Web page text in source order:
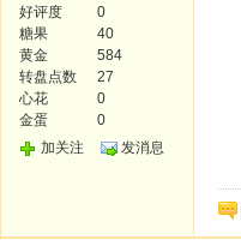
好评度
0
糖果
40
黄金
584
转盘点数
27
心花
0
金蛋
0
加关注
发消息